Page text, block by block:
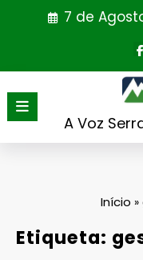
7 de
A Voz
Início »
Etiqueta: